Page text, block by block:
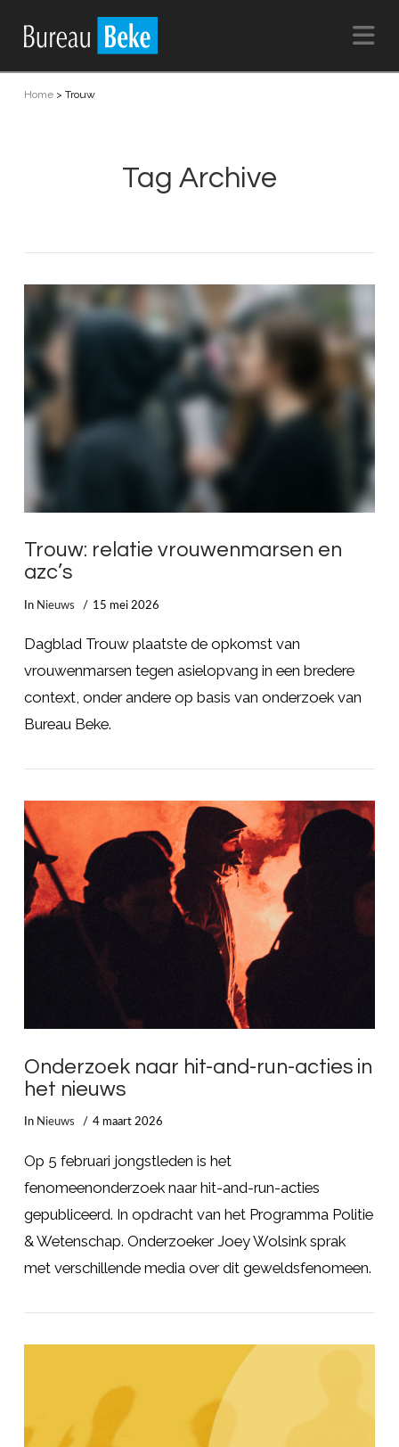
Home> Trouw
Tag Archive
LEES MEER
Trouw: relatie vrouwenmarsen en
azc’s
In Nieuws 15 mei 2026
Dagblad Trouw plaatste de opkomst van
vrouwenmarsen tegen asielopvang in een bredere
context, onder andere op basis van onderzoek van
Bureau Beke.
LEES MEER
Onderzoek naar hit-and-run-acties in
het nieuws
In Nieuws 4 maart 2026
Op 5 februari jongstleden is het
fenomeenonderzoek naar hit-and-run-acties
gepubliceerd. In opdracht van het Programma Politie
& Wetenschap. Onderzoeker Joey Wolsink sprak
met verschillende media over dit geweldsfenomeen.